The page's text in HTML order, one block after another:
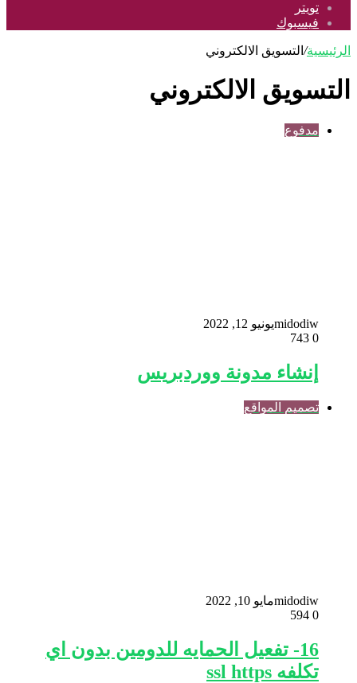
تويتر
فيسبوك
الرئيسية/ التسويق الالكتروني
التسويق الالكتروني
مدفوع
midodiwيونيو 12, 2022
0
إنشاء مدونة ووردبريس
تصميم المواقع
midodiwمايو 10, 2022
0
16- تفعيل الحمايه للدومين بدون اي
تكلفه ssl https